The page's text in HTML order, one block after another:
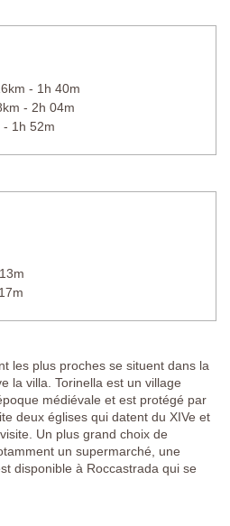
- 1h 40m
- 2h 04m
- 1h 52m
les plus proches se situent dans la
la villa. Torinella est un village
médiévale et est protégé par
deux églises qui datent du XIVe et
Un plus grand choix de
un supermarché, une
disponible à Roccastrada qui se